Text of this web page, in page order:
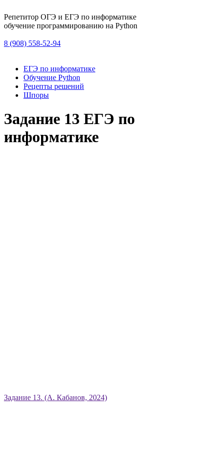
Репетитор ОГЭ и ЕГЭ по информатике
обучение программированию на Python
8 (908) 558-52-94
ЕГЭ по информатике
Обучение Python
Рецепты решений
Шпоры
Задание 13 ЕГЭ по
информатике
Задание 13. (А. Кабанов, 2024)